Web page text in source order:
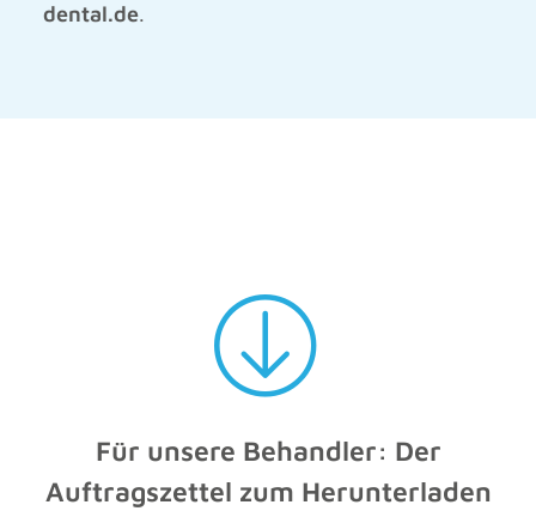
dental.de.
Für unsere Behandler: Der
Auftragszettel zum Herunterladen